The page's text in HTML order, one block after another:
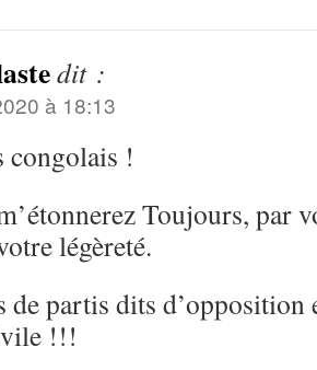
dit :
à 18:13
congolais !
Toujours, par
légèreté.
de partis dits d’opposition
!!!